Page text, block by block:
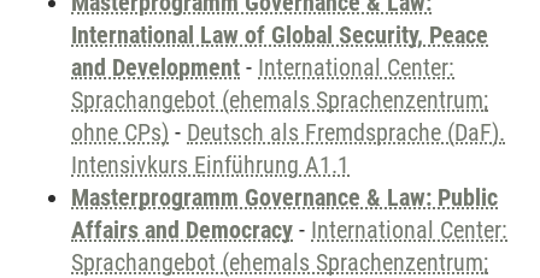
International Law of Global Security, Peace
and Development - International Center:
Sprachangebot (ehemals Sprachenzentrum;
ohne CPs) - Deutsch als Fremdsprache (DaF).
Intensivkurs Einführung A1.1
Masterprogramm Governance & Law: Public
Affairs and Democracy - International Center:
Sprachangebot (ehemals Sprachenzentrum;